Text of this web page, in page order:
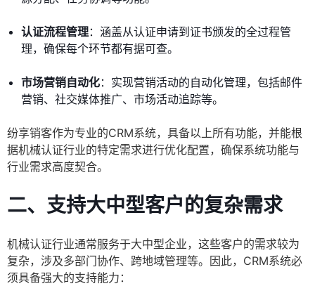
认证流程管理：涵盖从认证申请到证书颁发的全过程管
理，确保每个环节都有据可查。
市场营销自动化：实现营销活动的自动化管理，包括邮件
营销、社交媒体推广、市场活动追踪等。
纷享销客作为专业的CRM系统，具备以上所有功能，并能根
据机械认证行业的特定需求进行优化配置，确保系统功能与
行业需求高度契合。
二、支持大中型客户的复杂需求
机械认证行业通常服务于大中型企业，这些客户的需求较为
复杂，涉及多部门协作、跨地域管理等。因此，CRM系统必
须具备强大的支持能力：